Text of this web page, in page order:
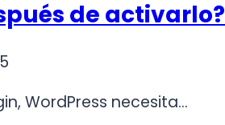
de activarlo?
WordPress necesita…